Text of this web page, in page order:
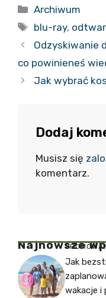
Kategorie
Archiwum
Tagi
blu-ray,
Odzyskiwanie
co powinieneś
Jak wybrać
Dodaj
Musisz się
komentarz.
Najnowsze
Jak
wakacje i